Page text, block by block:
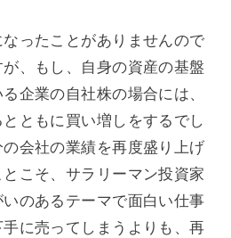
ったことがありませんので
、もし、自身の資産の基盤
企業の自社株の場合には、
ともに買い増しをするでし
会社の業績を再度盛り上げ
こそ、サラリーマン投資家
のあるテーマで面白い仕事
に売ってしまうよりも、再